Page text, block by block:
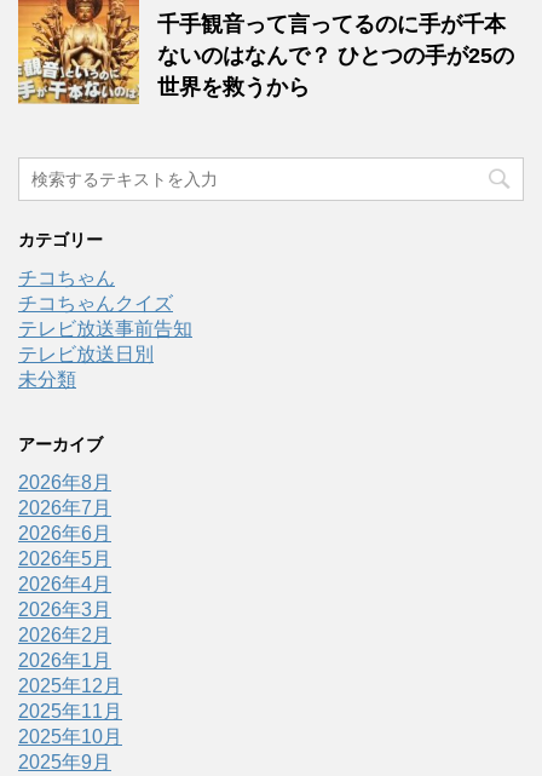
千手観音って言ってるのに手が千本
ないのはなんで？ ひとつの手が25の
世界を救うから
カテゴリー
チコちゃん
チコちゃんクイズ
テレビ放送事前告知
テレビ放送日別
未分類
アーカイブ
2026年8月
2026年7月
2026年6月
2026年5月
2026年4月
2026年3月
2026年2月
2026年1月
2025年12月
2025年11月
2025年10月
2025年9月